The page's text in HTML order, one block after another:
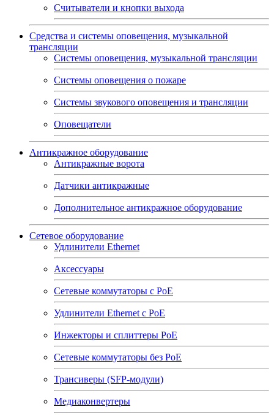
Считыватели и кнопки выхода
Средства и системы оповещения, музыкальной
трансляции
Системы оповещения, музыкальной трансляции
Системы оповещения о пожаре
Системы звукового оповещения и трансляции
Оповещатели
Антикражное оборудование
Антикражные ворота
Датчики антикражные
Дополнительное антикражное оборудование
Сетевое оборудование
Удлинители Ethernet
Аксессуары
Сетевые коммутаторы с РоЕ
Удлинители Ethernet с PoE
Инжекторы и сплиттеры РоЕ
Сетевые коммутаторы без РоЕ
Трансиверы (SFP-модули)
Медиаконвертеры